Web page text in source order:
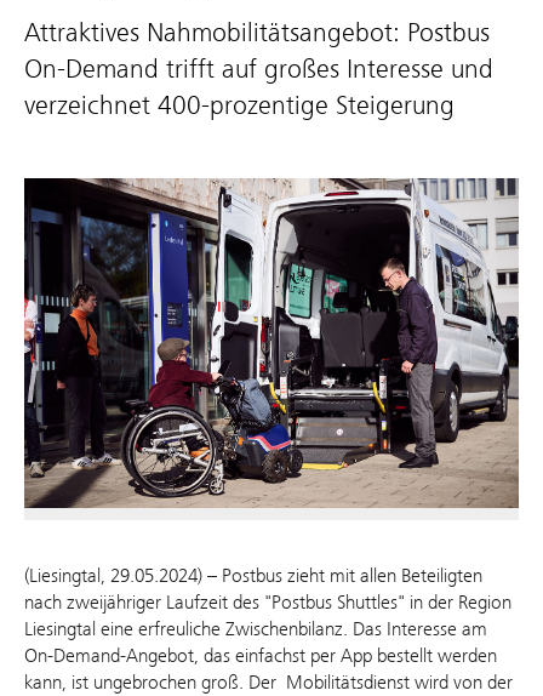
Attraktives Nahmobilitätsangebot: Postbus
On-Demand trifft auf großes Interesse und
verzeichnet 400-prozentige Steigerung
(Liesingtal, 29.05.2024) – Postbus zieht mit allen Beteiligten
nach zweijähriger Laufzeit des "Postbus Shuttles" in der Region
Liesingtal eine erfreuliche Zwischenbilanz. Das Interesse am
On-Demand-Angebot, das einfachst per App bestellt werden
kann, ist ungebrochen groß. Der Mobilitätsdienst wird von der